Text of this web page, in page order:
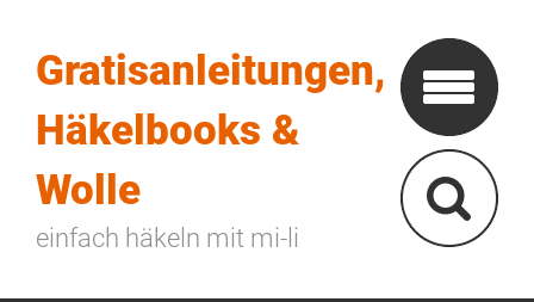
Gratisanleitungen,
Häkelbooks &
Wolle
einfach häkeln mit mi-li